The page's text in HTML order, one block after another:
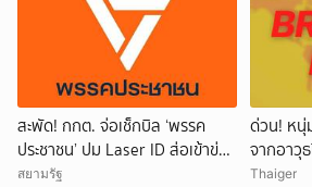
สะพัด! กกต. จ่อเช็กบิล ‘พรรค
ประชาชน’ ปม Laser ID ส่อเข้าข่าย
ยุบพรรคตาม ม.92
สยามรัฐ
ด่วน! หนุ่
จากอาวุ
นารี โคร
Thaiger